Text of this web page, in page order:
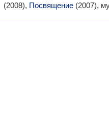
(2008), Посвящение (2007),